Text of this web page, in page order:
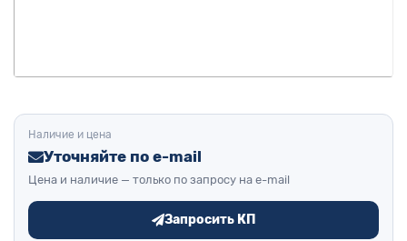
Наличие и цена
Уточняйте по e-mail
Цена и наличие — только по запросу на e-mail
Запросить КП